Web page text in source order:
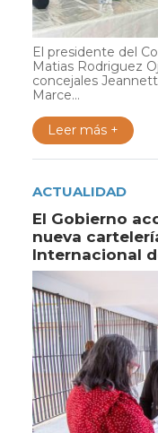
El presidente del
Matias Rodriguez
concejales
Marce...
Leer más +
ACTUALIDAD
El Gobierno
nueva
Internacional